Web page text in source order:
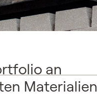
an
Materialien